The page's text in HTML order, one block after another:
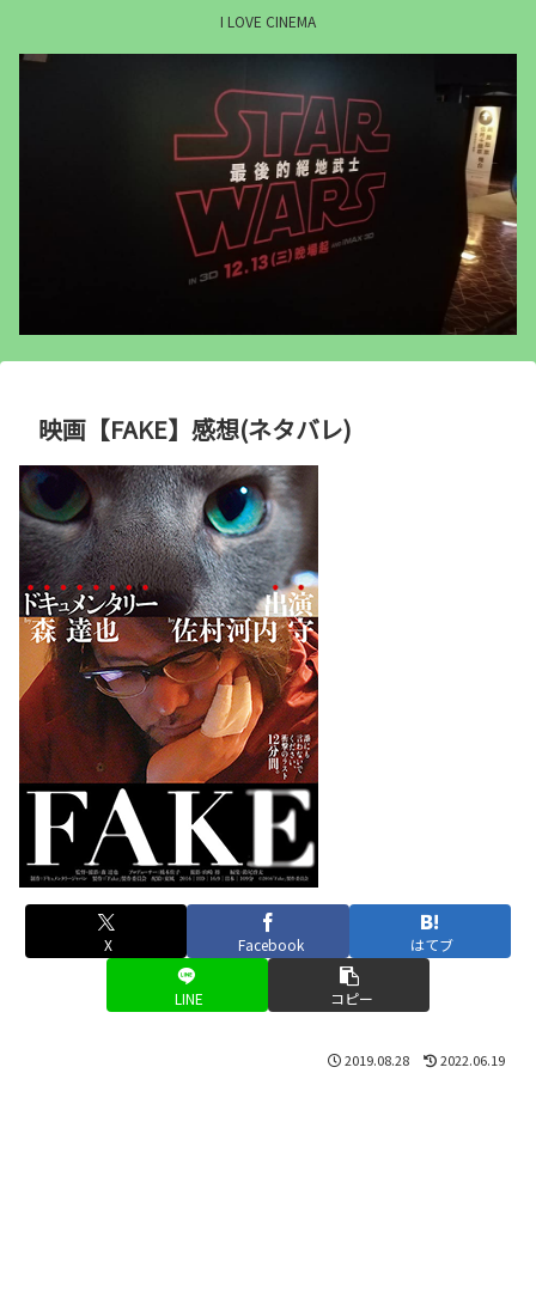
I LOVE CINEMA
映画【FAKE】感想(ネタバレ)
X Facebook はてブ
LINE コピー
2019.08.28 2022.06.19